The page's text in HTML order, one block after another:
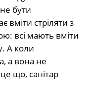
бути
вміти стріляти з
всі мають вміти
А коли
а вона не
що, санітар